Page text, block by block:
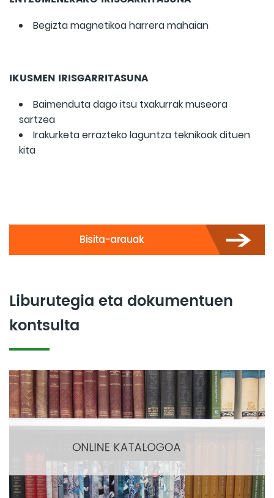
Begizta magnetikoa harrera mahaian
IKUSMEN IRISGARRITASUNA
Baimenduta dago itsu txakurrak museora
sartzea
Irakurketa errazteko laguntza teknikoak dituen
kita
Liburutegia eta dokumentuen
kontsulta